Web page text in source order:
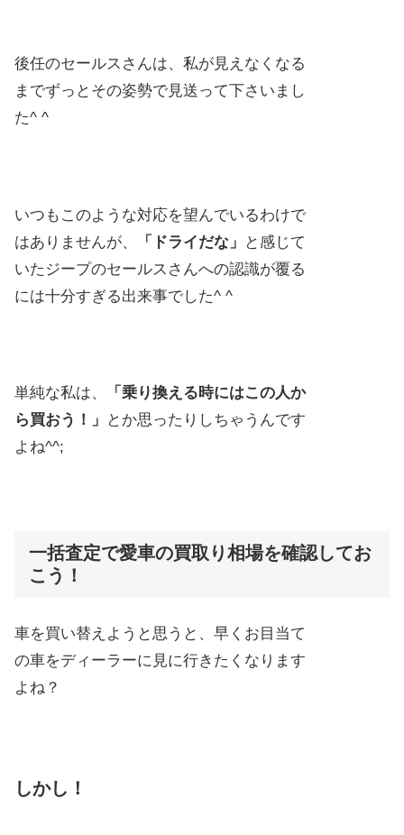
後任のセールスさんは、私が見えなくなる
までずっとその姿勢で見送って下さいまし
た^ ^
いつもこのような対応を望んでいるわけで
はありませんが、
「ドライだな」
と感じて
いたジープのセールスさんへの認識が覆る
には十分すぎる出来事でした^ ^
単純な私は、
「乗り換える時にはこの人か
ら買おう！」
とか思ったりしちゃうんです
よね^^;
一括査定で愛車の買取り相場を確認してお
こう！
車を買い替えようと思うと、早くお目当て
の車をディーラーに見に行きたくなります
よね？
しかし！